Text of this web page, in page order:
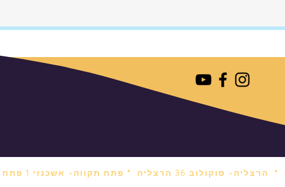
הרצליה- סוקולוב 36 הרצליה * פתח תקווה- אשכנזי 1 פתח תקווה